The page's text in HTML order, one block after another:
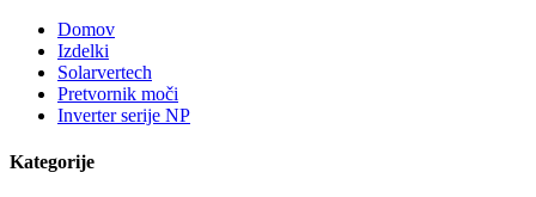
Domov
Izdelki
Solarvertech
Pretvornik moči
Inverter serije NP
Kategorije